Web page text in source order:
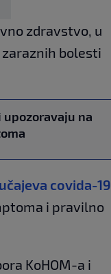
zdravstvo, u
zaraznih bolesti
na
covida-19
i pravilno
KoHOM-a i